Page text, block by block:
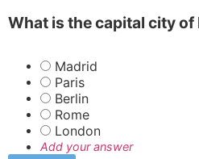
What is the capital city of
Madrid
Paris
Berlin
Rome
London
Add your answer